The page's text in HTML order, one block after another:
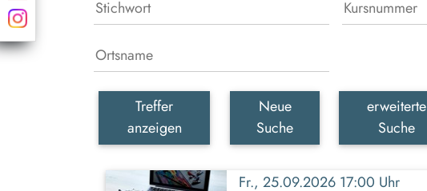
Treffer
anzeigen
Neue
Suche
erweiterte
Suche
Fr., 25.09.2026 17:00 Uhr